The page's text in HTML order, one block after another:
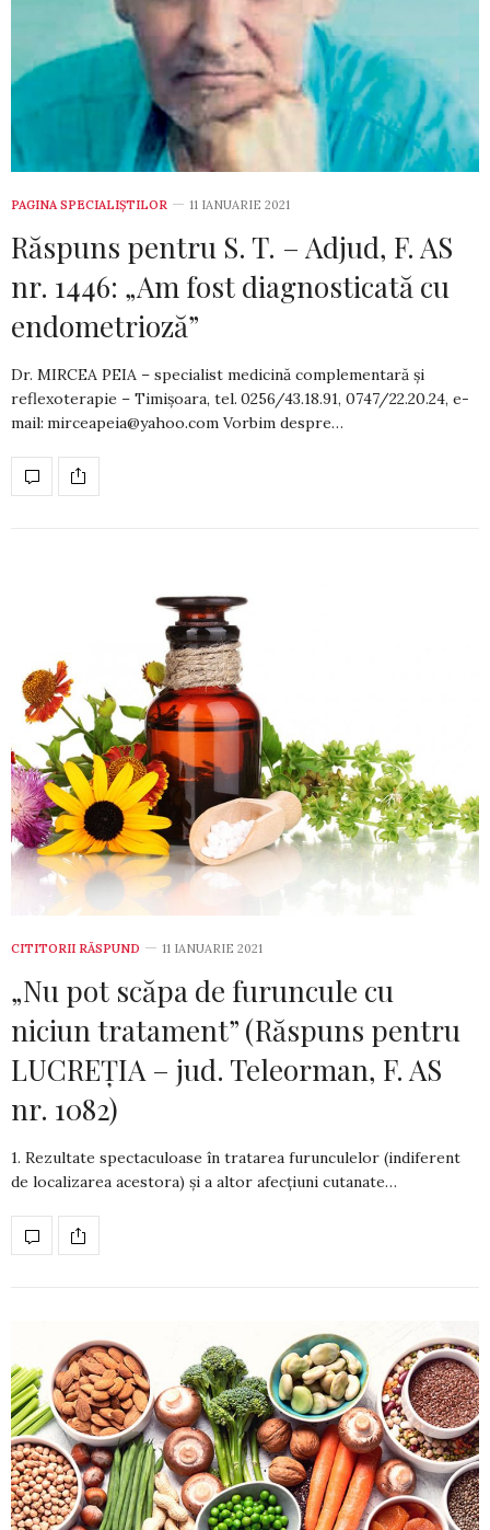
PAGINA SPECIALIȘTILOR 11 IANUARIE 2021
Răspuns pentru S. T. – Adjud, F. AS
nr. 1446: „Am fost diagnosticată cu
endometrioză”
Dr. MIRCEA PEIA – specialist medicină complementară și
reflexoterapie – Timișoara, tel. 0256/43.18.91, 0747/22.20.24, e-
mail: mirceapeia@yahoo.com Vorbim despre…
CITITORII RĂSPUND 11 IANUARIE 2021
„Nu pot scăpa de furuncule cu
niciun tratament” (Răspuns pentru
LUCREȚIA – jud. Teleorman, F. AS
nr. 1082)
1. Rezultate spectaculoase în tratarea furuncu­lelor (indiferent
de localizarea acestora) și a altor afecțiuni cutanate…